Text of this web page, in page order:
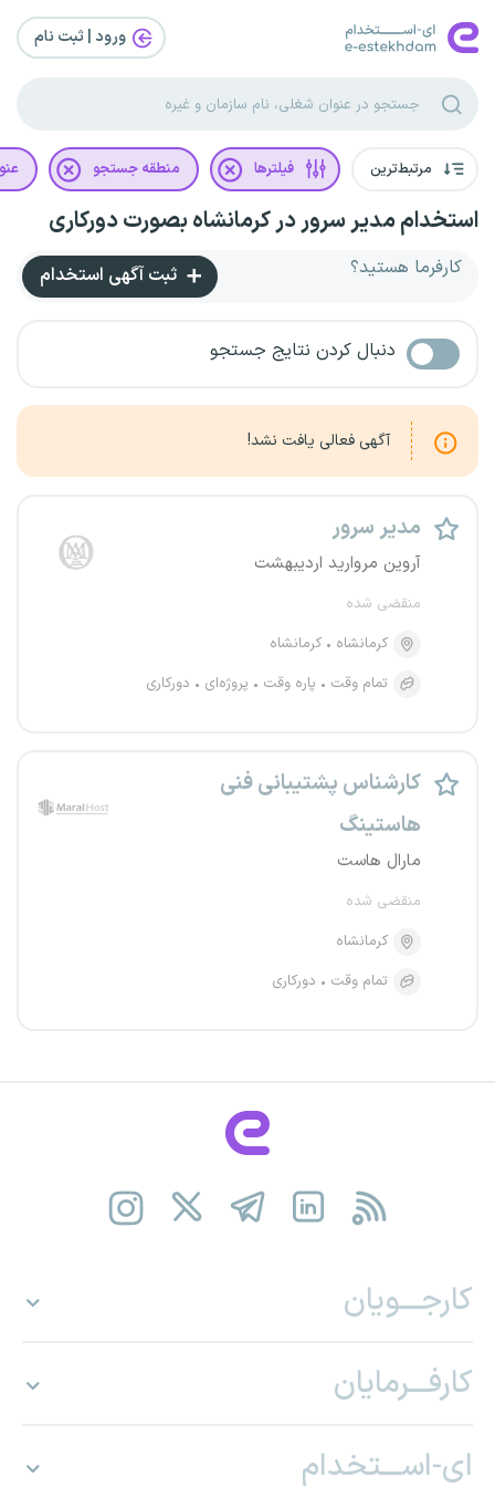
ورود | ثبت‌ نام
مرتبط‌ترین فیلترها منطقه جستجو
استخدام مدیر سرور در کرمانشاه بصورت دورکاری
کارفرما هستید؟ ثبت آگهی استخدام
دنبال کردن نتایج جستجو
آگهی فعالی یافت نشد!
مدیر سرور
آروین مروارید اردیبهشت
منقضی شده
کرمانشاه
کرمانشاه
تمام وقت
پاره وقت پروژه‌ای دورکاری
کارشناس پشتیبانی فنی
هاستینگ
مارال هاست
منقضی شده
کرمانشاه
تمام وقت
دورکاری
کارجـــویان
کارفـــرمایان
ای-اســـتخدام